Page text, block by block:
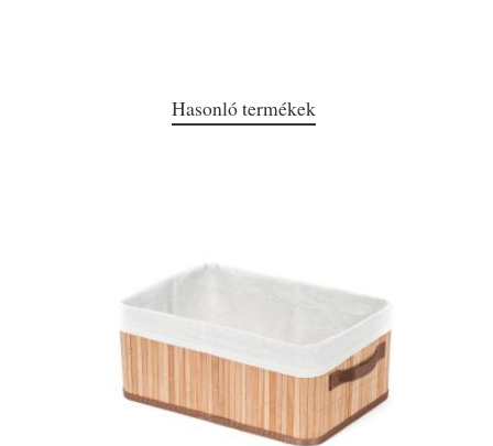
Hasonló termékek